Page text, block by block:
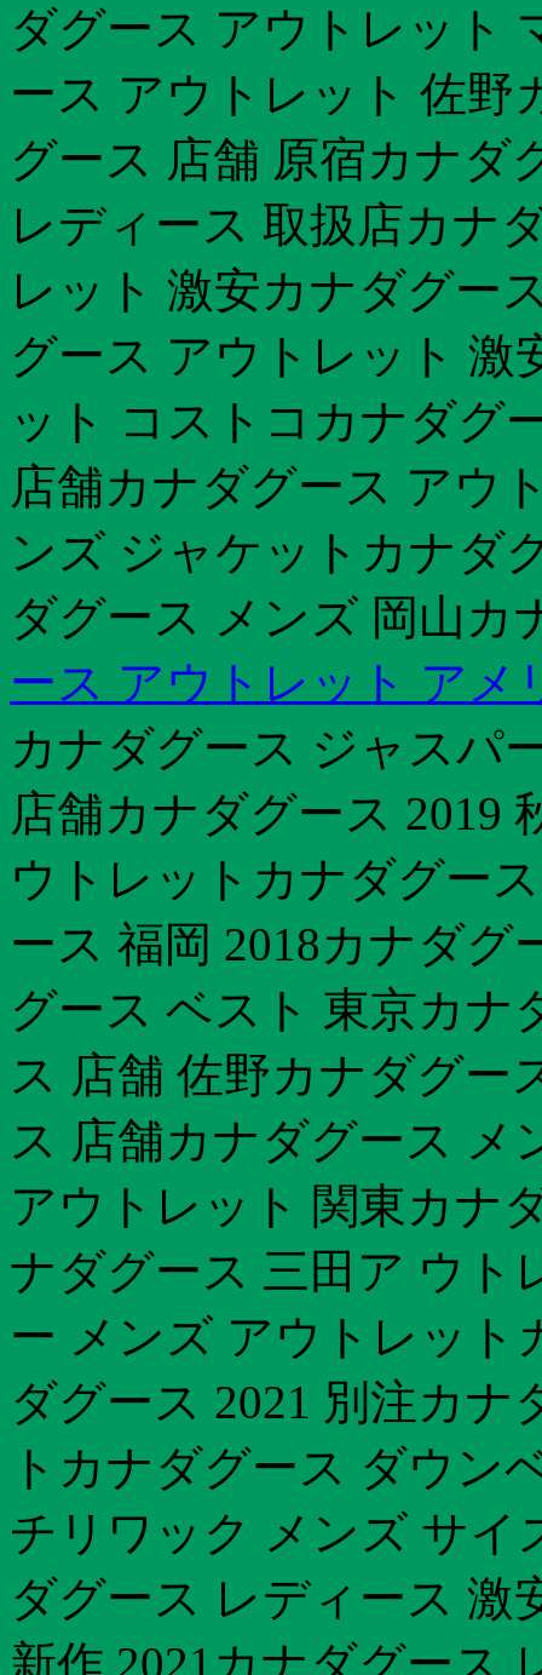
ダグース アウトレット
ース アウトレット 佐野
グース 店舗 原宿カナダ
レディース 取扱店カナ
レット 激安カナダグー
グース アウトレット 激
ット コストコカナダグ
店舗カナダグース アウ
ンズ ジャケットカナダ
ダグース メンズ 岡山カ
ース アウトレット アメ
カナダグース ジャスパ
店舗カナダグース 2019
ウトレットカナダグー
ース 福岡 2018カナダ
グース ベスト 東京カナ
ス 店舗 佐野カナダグー
ス 店舗カナダグース メ
アウトレット 関東カナ
ナダグース 三田ア ウト
ー メンズ アウトレット
ダグース 2021 別注カ
トカナダグース ダウン
チリワック メンズ サイ
ダグース レディース 激
新作 2021カナダグース